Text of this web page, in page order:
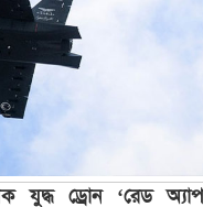
যুদ্ধ ড্রোন ‘রেড